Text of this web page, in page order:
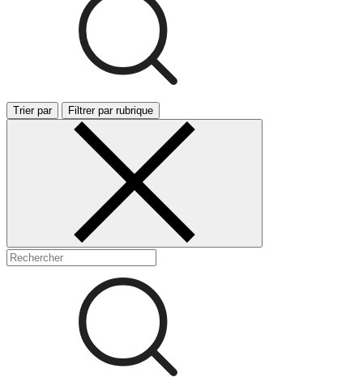
Trier par Filtrer par rubrique